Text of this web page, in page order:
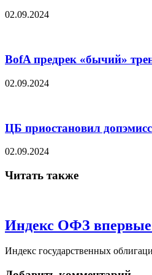
02.09.2024
BofA предрек «бычий»
02.09.2024
ЦБ приостановил
02.09.2024
Читать также
Индекс ОФЗ впервые
Индекс государственных